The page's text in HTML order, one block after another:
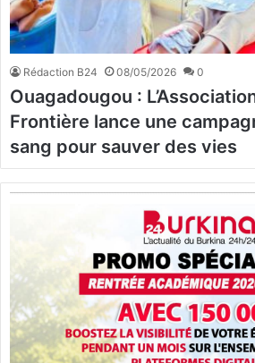
Rédaction B24 08/05/2026 0
Ouagadougou :
Frontière lance une
sang pour sauver des vies